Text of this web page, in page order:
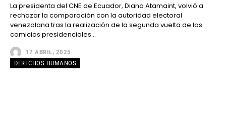
La presidenta del CNE de Ecuador, Diana Atamaint, volvió a
rechazar la comparación con la autoridad electoral
venezolana tras la realización de la segunda vuelta de los
comicios presidenciales...
17 ABRIL, 2025
DERECHOS HUMANOS